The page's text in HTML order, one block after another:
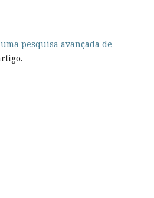
pesquisa avançada de